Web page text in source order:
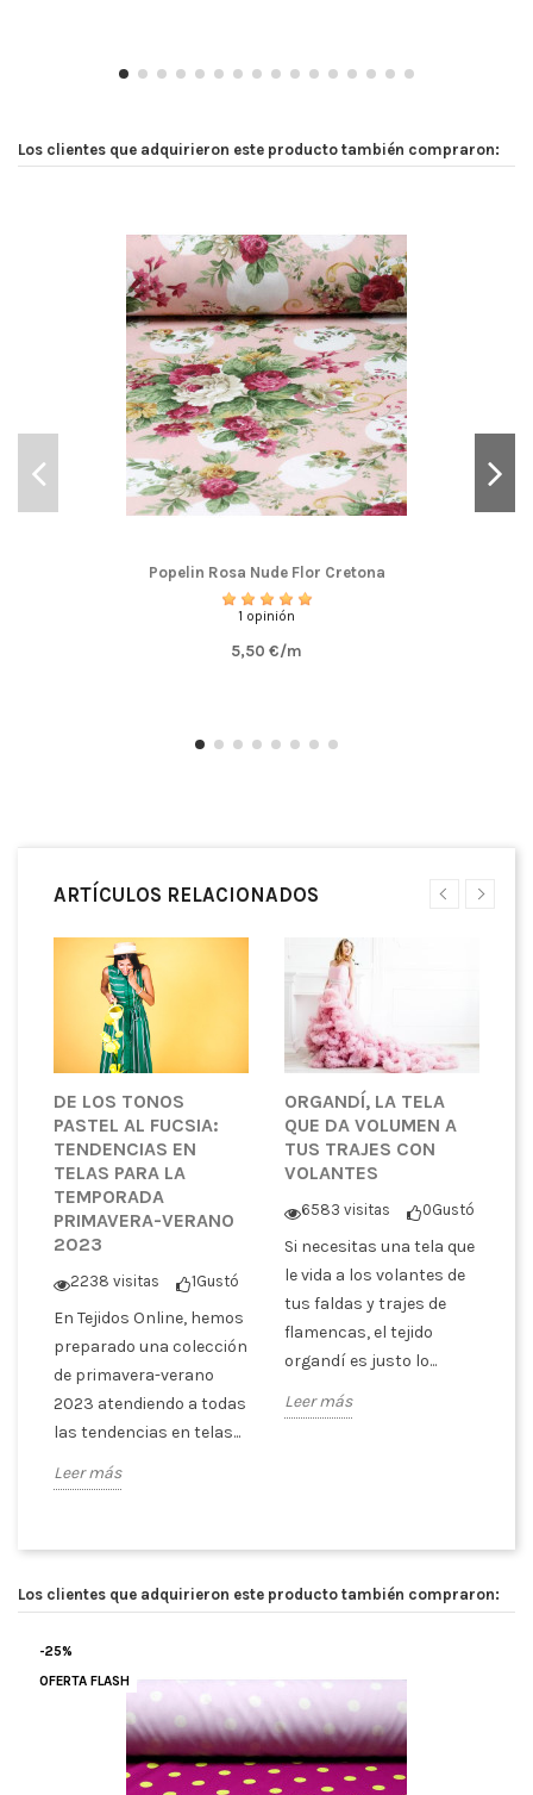
Los clientes que adquirieron este producto también compraron:
Popelin Rosa Nude Flor Cretona
1 opinión
5,50 €/m
ARTÍCULOS RELACIONADOS
DE LOS TONOS
PASTEL AL FUCSIA:
TENDENCIAS EN
TELAS PARA LA
TEMPORADA
PRIMAVERA-VERANO
2023
2238 visitas 1Gustó
En Tejidos Online, hemos
preparado una colección
de primavera-verano
2023 atendiendo a todas
las tendencias en telas...
Leer más
ORGANDÍ, LA TELA
QUE DA VOLUMEN A
TUS TRAJES CON
VOLANTES
6583 visitas 0Gustó
Si necesitas una tela que
le vida a los volantes de
tus faldas y trajes de
flamencas, el tejido
organdí es justo lo...
Leer más
Los clientes que adquirieron este producto también compraron:
-25%
OFERTA FLASH